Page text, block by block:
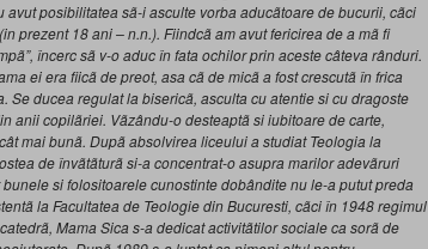
posibilitatea sã-i asculte vorba aducãtoare de bucurii, cãci
prezent 18 ani – n.n.). Fiindcã am avut fericirea de a mã fi
încerc sã v-o aduc în fata ochilor prin aceste câteva rânduri.
ei era fiicã de preot, asa cã de micã a fost crescutã în frica
Se ducea regulat la bisericã, asculta cu atentie si cu dragoste
anii copilãriei. Vãzându-o desteaptã si iubitoare de carte,
mai bunã. Dupã absolvirea liceului a studiat Teologia la
de învãtãturã si-a concentrat-o asupra marilor adevãruri
si folositoarele cunostinte dobândite nu le-a putut preda
la Facultatea de Teologie din Bucuresti, cãci în 1948 regimul
Mama Sica s-a dedicat activitãtilor sociale ca sorã de